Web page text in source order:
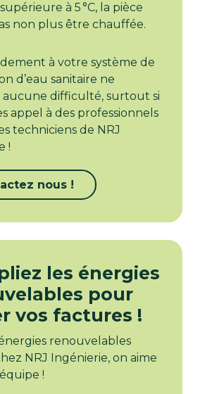
à 5 °C, la pièce
non plus être chauffée.
à votre système de
d’eau sanitaire ne
aucune difficulté, surtout si
appel à des professionnels
techniciens de NRJ
!
nous !
les énergies
pour
vos factures !
renouvelables
NRJ Ingénierie, on aime
!